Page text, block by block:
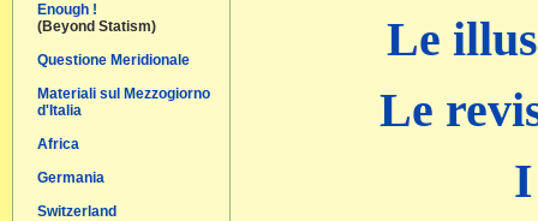
Enough !
(Beyond Statism)
Questione Meridionale
Materiali sul Mezzogiorno
d'Italia
Africa
Germania
Switzerland
Le
Le